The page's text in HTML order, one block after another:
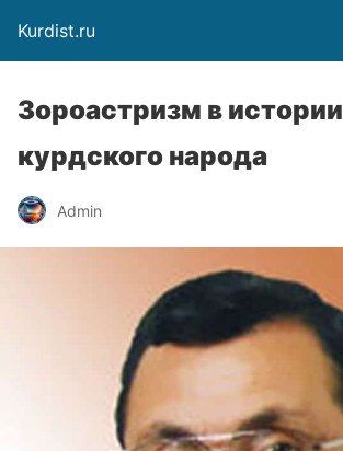
Kurdist.ru
Зороастризм в истории
курдского народа
Admin